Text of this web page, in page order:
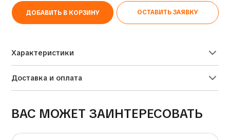
ДОБАВИТЬ В КОРЗИНУ ОСТАВИТЬ ЗАЯВКУ
Характеристики
Доставка и оплата
ВАС МОЖЕТ ЗАИНТЕРЕСОВАТЬ